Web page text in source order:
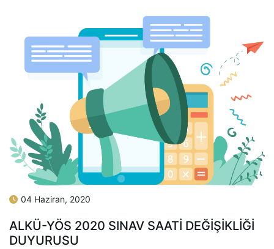
04 Haziran, 2020
ALKÜ-YÖS 2020 SINAV SAATİ DEĞİŞİKLİĞİ
DUYURUSU